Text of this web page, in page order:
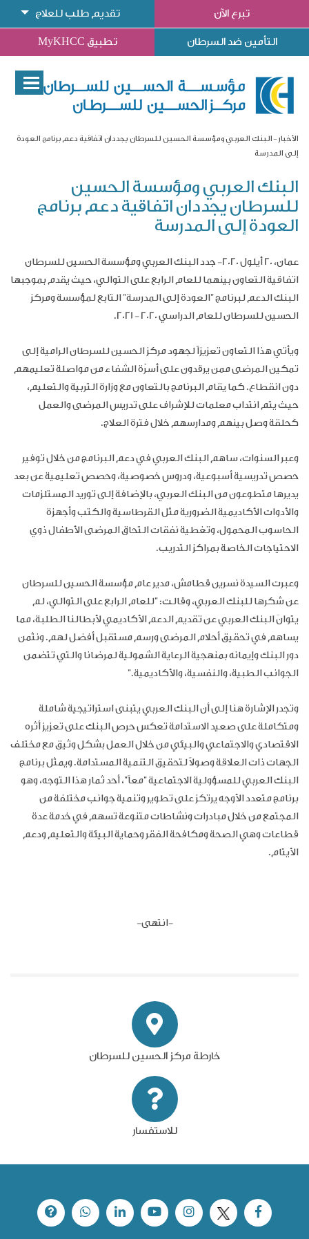
تبرع الآن تقديم طلب للعلاج
التأمين ضد السرطان تطبيق MyKHCC
الأخبار
البنك العربي ومؤسسة الحسين للسرطان يجددان اتفاقية دعم برنامج العودة
إلى المدرسة
البنك العربي ومؤسسة الحسين
للسرطان يجددان اتفاقية دعم برنامج
العودة إلى المدرسة
عمان، 20 أيلول 2020
-جدد البنك العربي ومؤسسة الحسين للسرطان
اتفاقية التعاون بينهماللعام الرابع على التوالي، حيث يقدم بموجبها
البنك الدعم لبرنامج "العودة إلى المدرسة" التابع لمؤسسة ومركز
الحسين للسرطان للعام الدراسي 2020 - 2021.
ويأتي هذا التعاون تعزيزاً لجهود مركز الحسين للسرطان الرامية إلى
تمكين المرضى ممن يرقدون على أسرّة الشفاء من مواصلة تعليمهم
دون انقطاع. كما يقام البرنامج بالتعاون مع وزارة التربية والتعليم،
حيث يتم انتداب معلمات للإشراف على تدريس المرضىوالعمل
كحلقة وصل بينهم ومدارسهم خلال فترة العلاج.
وعبر السنوات، ساهم البنك العربي في دعم البرنامج من خلال توفير
حصص تدريسية أسبوعية، ودروس خصوصية، وحصص تعليمية عن بعد
يديرها متطوعون من البنك العربي، بالإضافة إلى توريد المستلزمات
والأدوات الأكاديمية الضرورية مثل القرطاسية والكتب وأجهزة
الحاسوب المحمول، وتغطية نفقات التحاق المرضى الأطفال ذوي
الاحتياجات الخاصة بمراكز التدريب.
وعبرت السيدة نسرين قطامش، مدير عام مؤسسة الحسين للسرطان
عن شكرها للبنك العربي، وقالت: "للعام الرابع على التوالي، لم
يتوانَ البنك العربي عن تقديم الدعم الأكاديمي لأبطالنا الطلبة، مما
يساهم في تحقيق أحلام المرضى ورسم مستقبل أفضل لهم. ونثمن
دور البنك وإيمانه بمنهجية الرعايةالشمولية لمرضانا والتي تتضمن
الجوانب الطبية، والنفسية، والأكاديمية."
وتجدر الإشارة هنا إلى أن البنك العربي يتبنى استراتيجية شاملة
ومتكاملة على صعيد الاستدامة تعكس حرص البنك على تعزيز أثره
الاقتصادي والاجتماعي والبيئي من خلال العمل بشكل وثيق مع مختلف
الجهات ذات العلاقة وصولاً لتحقيق التنمية المستدامة. ويمثل برنامج
البنك العربي للمسؤولية الاجتماعية "معاً"، أحد ثمار هذا التوجه، وهو
برنامج متعدد الأوجه يرتكز على تطوير وتنمية جوانب مختلفة من
المجتمع من خلال مبادرات ونشاطات متنوعة تسهم في خدمة عدة
قطاعات وهي الصحة ومكافحة الفقر وحماية البيئة والتعليم ودعم
الأيتام.
-انتهى-
خارطة مركز الحسين للسرطان
للاستفسار